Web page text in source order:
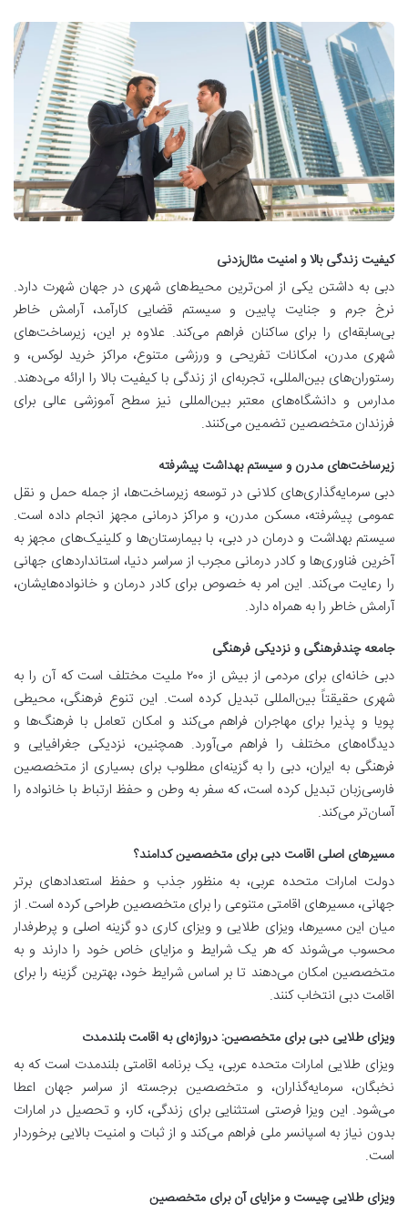
کیفیت زندگی بالا و امنیت مثال‌زدنی
دبی به داشتن یکی از امن‌ترین محیط‌های شهری در جهان شهرت دارد.
نرخ جرم و جنایت پایین و سیستم قضایی کارآمد، آرامش خاطر
بی‌سابقه‌ای را برای ساکنان فراهم می‌کند. علاوه بر این، زیرساخت‌های
شهری مدرن، امکانات تفریحی و ورزشی متنوع، مراکز خرید لوکس، و
رستوران‌های بین‌المللی، تجربه‌ای از زندگی با کیفیت بالا را ارائه می‌دهند.
مدارس و دانشگاه‌های معتبر بین‌المللی نیز سطح آموزشی عالی برای
فرزندان متخصصین تضمین می‌کنند.
زیرساخت‌های مدرن و سیستم بهداشت پیشرفته
دبی سرمایه‌گذاری‌های کلانی در توسعه زیرساخت‌ها، از جمله حمل و نقل
عمومی پیشرفته، مسکن مدرن، و مراکز درمانی مجهز انجام داده است.
سیستم بهداشت و درمان در دبی، با بیمارستان‌ها و کلینیک‌های مجهز به
آخرین فناوری‌ها و کادر درمانی مجرب از سراسر دنیا، استانداردهای جهانی
را رعایت می‌کند. این امر به خصوص برای کادر درمان و خانواده‌هایشان،
آرامش خاطر را به همراه دارد.
جامعه چندفرهنگی و نزدیکی فرهنگی
دبی خانه‌ای برای مردمی از بیش از ۲۰۰ ملیت مختلف است که آن را به
شهری حقیقتاً بین‌المللی تبدیل کرده است. این تنوع فرهنگی، محیطی
پویا و پذیرا برای مهاجران فراهم می‌کند و امکان تعامل با فرهنگ‌ها و
دیدگاه‌های مختلف را فراهم می‌آورد. همچنین، نزدیکی جغرافیایی و
فرهنگی به ایران، دبی را به گزینه‌ای مطلوب برای بسیاری از متخصصین
فارسی‌زبان تبدیل کرده است، که سفر به وطن و حفظ ارتباط با خانواده را
آسان‌تر می‌کند.
مسیرهای اصلی اقامت دبی برای متخصصین کدامند؟
دولت امارات متحده عربی، به منظور جذب و حفظ استعدادهای برتر
جهانی، مسیرهای اقامتی متنوعی را برای متخصصین طراحی کرده است. از
میان این مسیرها، ویزای طلایی و ویزای کاری دو گزینه اصلی و پرطرفدار
محسوب می‌شوند که هر یک شرایط و مزایای خاص خود را دارند و به
متخصصین امکان می‌دهند تا بر اساس شرایط خود، بهترین گزینه را برای
اقامت دبی انتخاب کنند.
ویزای طلایی دبی برای متخصصین: دروازه‌ای به اقامت بلندمدت
ویزای طلایی امارات متحده عربی، یک برنامه اقامتی بلندمدت است که به
نخبگان، سرمایه‌گذاران، و متخصصین برجسته از سراسر جهان اعطا
می‌شود. این ویزا فرصتی استثنایی برای زندگی، کار، و تحصیل در امارات
بدون نیاز به اسپانسر ملی فراهم می‌کند و از ثبات و امنیت بالایی برخوردار
است.
ویزای طلایی چیست و مزایای آن برای متخصصین